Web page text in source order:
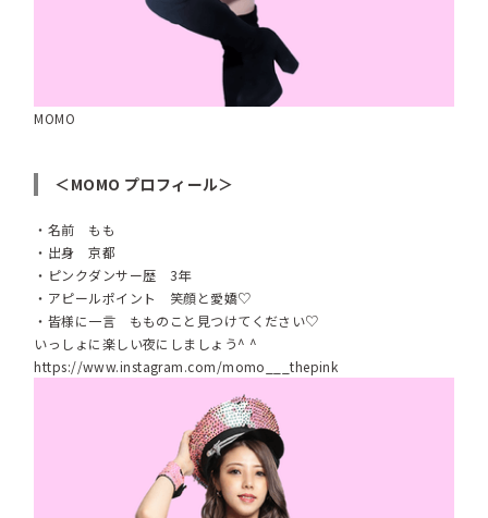
MOMO
＜MOMO プロフィール＞
・名前 もも
・出身 京都
・ピンクダンサー歴 3年
・アピールポイント 笑顔と愛嬌♡
・皆様に一言 もものこと見つけてください♡
いっしょに楽しい夜にしましょう^ ^
https://www.instagram.com/momo___thepink